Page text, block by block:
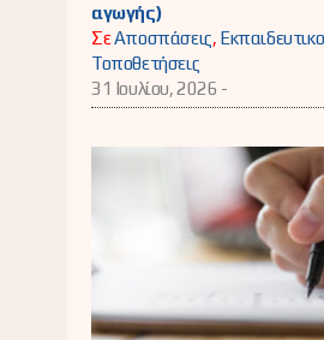
αγωγής)
ΣεΑποσπάσεις,
Τοποθετήσεις
31 Ιουλίου, 2026 -